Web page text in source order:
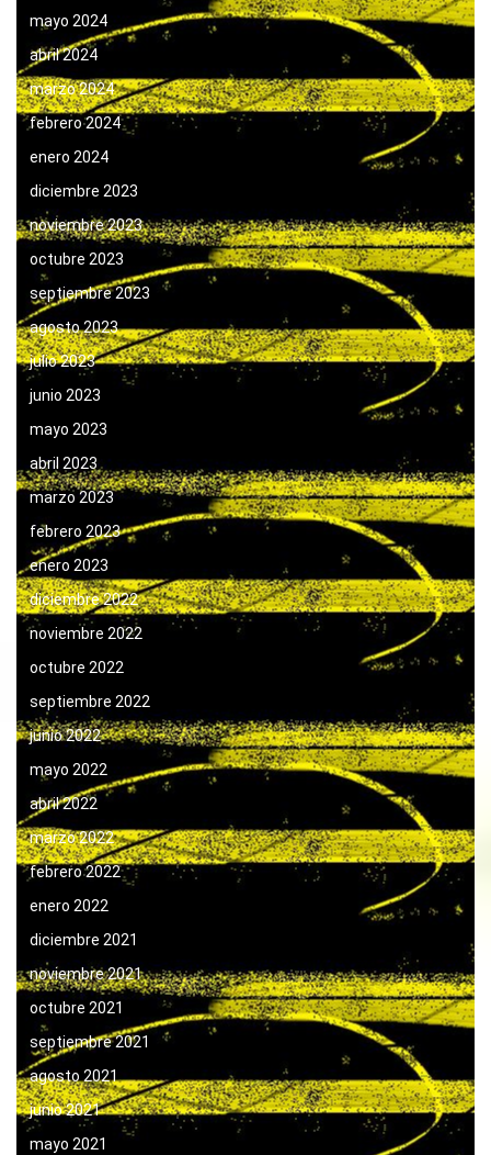
mayo 2024
abril 2024
marzo 2024
febrero 2024
enero 2024
diciembre 2023
noviembre 2023
octubre 2023
septiembre 2023
agosto 2023
julio 2023
junio 2023
mayo 2023
abril 2023
marzo 2023
febrero 2023
enero 2023
diciembre 2022
noviembre 2022
octubre 2022
septiembre 2022
junio 2022
mayo 2022
abril 2022
marzo 2022
febrero 2022
enero 2022
diciembre 2021
noviembre 2021
octubre 2021
septiembre 2021
agosto 2021
junio 2021
mayo 2021